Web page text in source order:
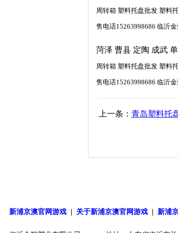
周转箱 塑料托盘批发 塑料
售电话15263998686 临沂
菏泽 曹县 定陶 成武
周转箱 塑料托盘批发 塑料
售电话15263998686 临沂
上一条： 青岛塑料托
新浦京澳官网游戏 关于新浦京澳官网游戏 新浦